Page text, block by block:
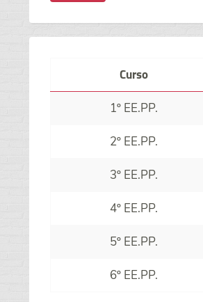
Curso
1º EE.PP.
2º EE.PP.
3º EE.PP.
4º EE.PP.
5º EE.PP.
6º EE.PP.